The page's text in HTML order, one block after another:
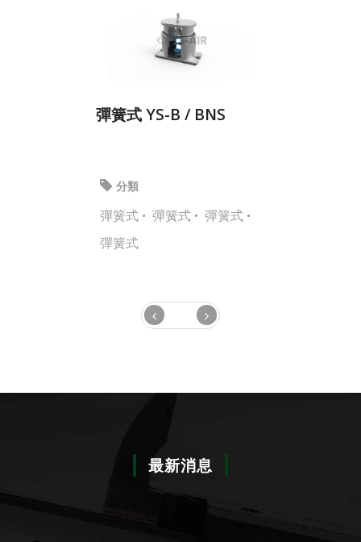
彈簧式 YS-B / BNS
分類
彈簧式 彈簧式
彈簧式
彈簧式
最新消息